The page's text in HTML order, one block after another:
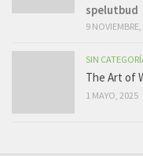
spelutbud
9
SIN
The Art of
1 MAYO, 2025